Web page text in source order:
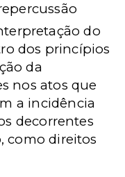
do
dos princípios
da
nos atos que
a incidência
decorrentes
como direitos